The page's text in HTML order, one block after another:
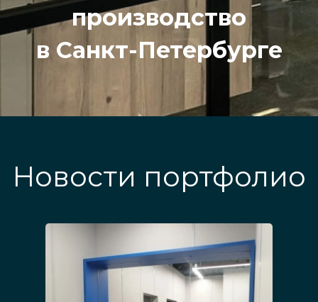
производство
в Санкт-Петербурге
Новости портфолио